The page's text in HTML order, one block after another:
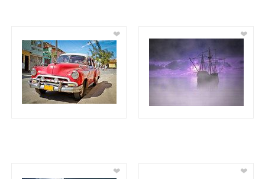
❤ ❤
❤ ❤